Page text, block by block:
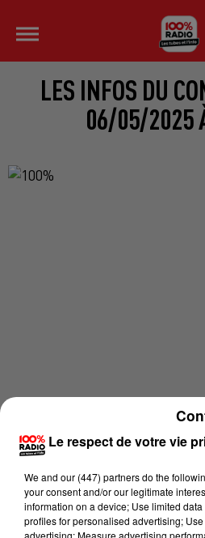
LES INFOS DU
06/05/2025
Le respect de votre vie
We and our (447) partnersdo the
your consent and/or our legitimate
information on a device; Use limited
profiles for personalised advertising;
advertising; Measure advertising